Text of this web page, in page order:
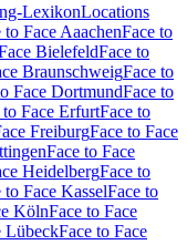
LexikonLocations
to Face AaachenFace to
BielefeldFace to
BraunschweigFace to
Face DortmundFace to
to Face ErfurtFace to
FreiburgFace to Face
Face to Face
HeidelbergFace to
to Face KasselFace to
KölnFace to Face
LübeckFace to Face